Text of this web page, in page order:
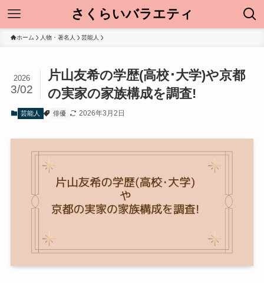
さくらいバラエティ
ホーム 人物・著名人 芸能人
片山友希の学歴(高校･大学)や京都
の実家の家族構成を調査!
2026
3/02
芸能人 俳優 2026年3月2日